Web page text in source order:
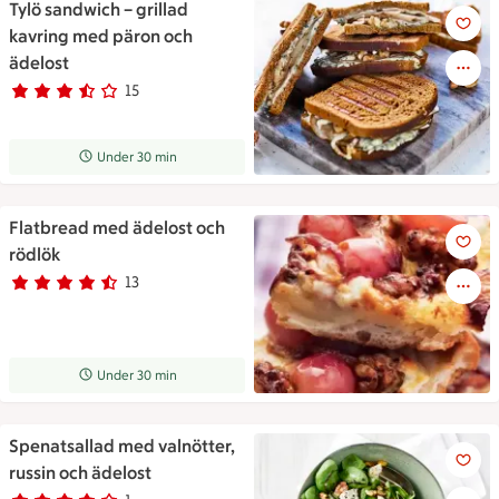
Tylö sandwich – grillad
kavring med päron och
ädelost
Betyg 3.4 av 5. 15
15 personer har röstat
Receptet tar Under 30 min att tillaga
Under 30 min
Tylö sandwich – grillad
Flatbread med ädelost och
rödlök
Betyg 4.6 av 5. 13
13 personer har röstat
Receptet tar Under 30 min att tillaga
Under 30 min
Flatbread med ädelost och
Spenatsallad med valnötter,
russin och ädelost
Spenatsallad med valnötter,